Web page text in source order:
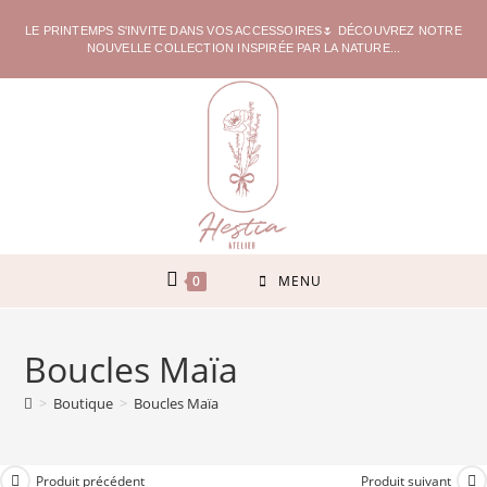
LE PRINTEMPS S'INVITE DANS VOS ACCESSOIRES🌷 DÉCOUVREZ NOTRE
NOUVELLE COLLECTION INSPIRÉE PAR LA NATURE...
0 MENU
Boucles Maïa
> Boutique > Boucles Maïa
Produit précédent Produit suivant